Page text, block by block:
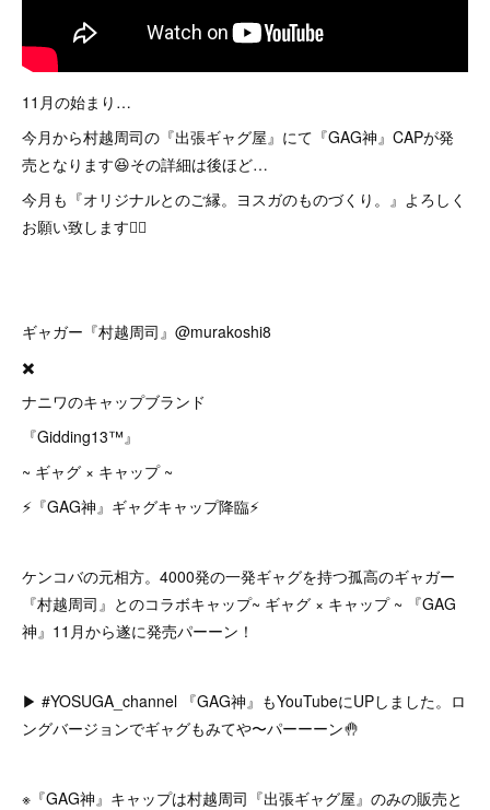
11月の始まり…
今月から村越周司の『出張ギャグ屋』にて『GAG神』CAPが発
売となります😆その詳細は後ほど…
今月も『オリジナルとのご縁。ヨスガのものづくり。』よろしく
お願い致します🙇‍♂️
ギャガー『村越周司』@murakoshi8
✖️
ナニワのキャップブランド
『Gidding13™』
~ ギャグ × キャップ ~
⚡️『GAG神』ギャグキャップ降臨⚡️
ケンコバの元相方。4000発の一発ギャグを持つ孤高のギャガー
『村越周司』とのコラボキャップ~ ギャグ × キャップ ~ 『GAG
神』11月から遂に発売パーーン！
▶︎ #YOSUGA_channel 『GAG神』もYouTubeにUPしました。ロ
ングバージョンでギャグもみてや〜パーーーン🤚
※『GAG神』キャップは村越周司『出張ギャグ屋』のみの販売と